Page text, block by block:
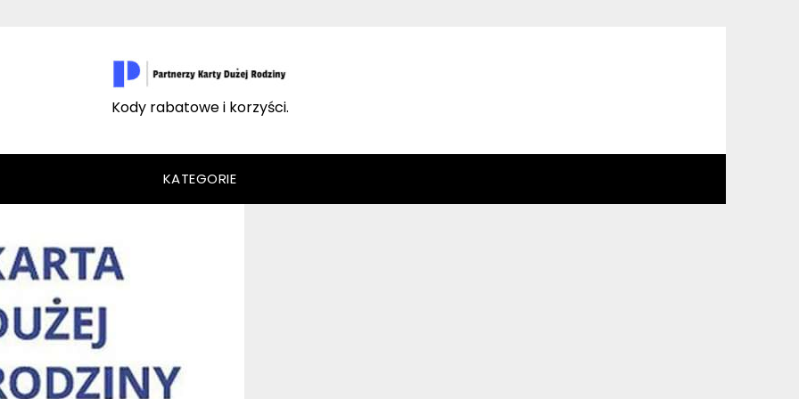
Kody rabatowe i korzyści.
KATEGORIE